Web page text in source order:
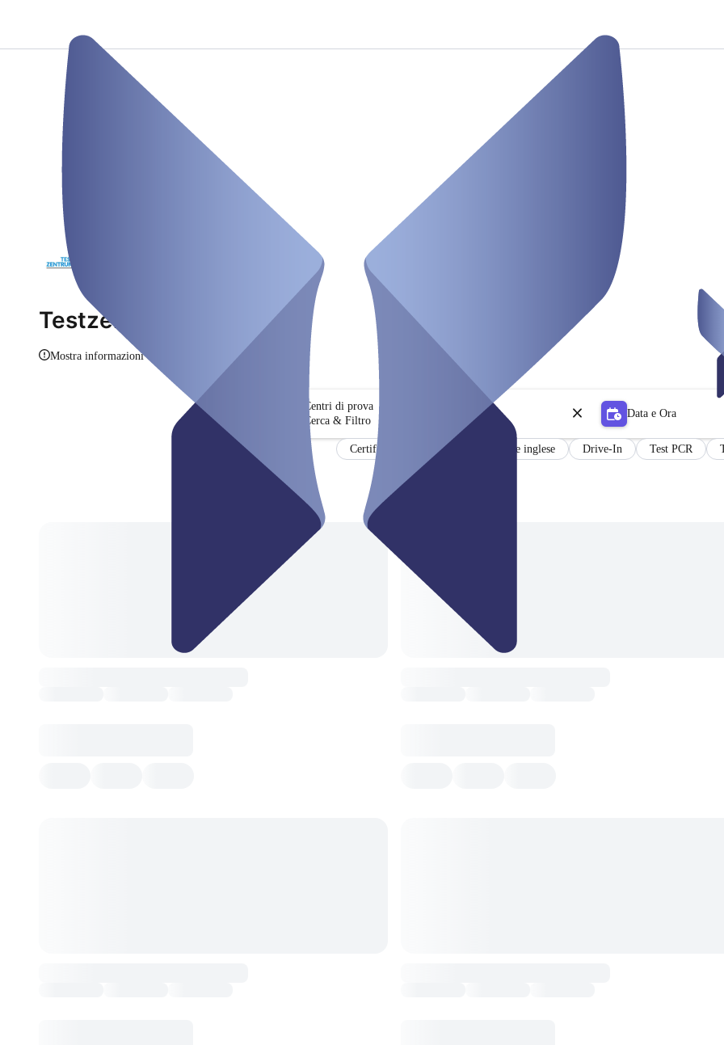
Testzentrum Viersen
Mostra informazioni
Centri di prova
Cerca & Filtro
Data e Ora
Certificato Risultati in tedesco e inglese Drive-In Test PCR